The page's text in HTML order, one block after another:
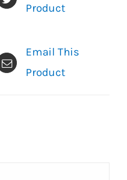
Product
Email This
Product